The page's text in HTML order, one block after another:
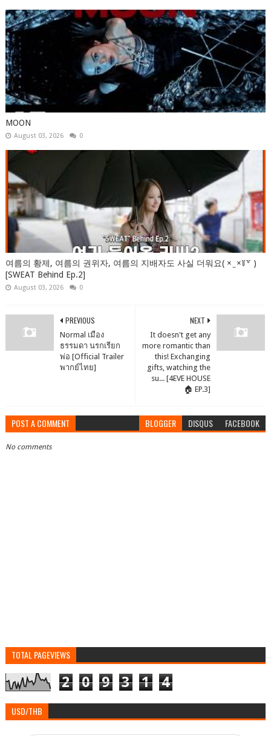
MOON
August 03, 2026 0
여름의 황제, 여름의 권위자, 여름의 지배자도 사실 더워요( × ̫ ×꒦꒷ )
[SWEAT Behind Ep.2]
August 03, 2026 0
NEXT
It doesn't get any
more romantic than
this! Exchanging
gifts, watching the
su... [4EVE HOUSE
🏠 EP.3]
PREVIOUS
Normal เมือง
ธรรมดา นรกเรียก
พ่อ [Official Trailer
พากย์ไทย]
POST A COMMENT BLOGGER DISQUS FACEBOOK
No comments
TOTAL PAGEVIEWS
2 0 9 3 1 4
USD/THB